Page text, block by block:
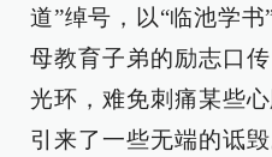
道”绰号，以“临池学
母教育子弟的励志口
光环，难免刺痛某些
引来了一些无端的诋